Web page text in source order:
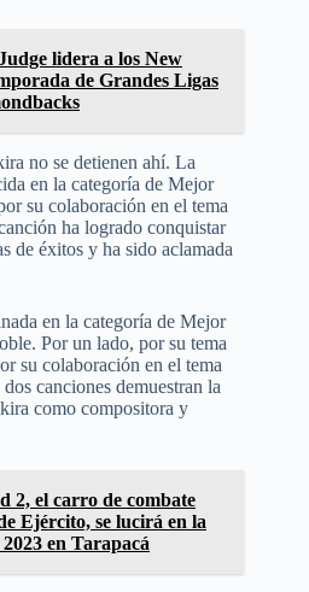
lidera a los New
de Grandes Ligas
no se detienen ahí. La
en la categoría de Mejor
su colaboración en el tema
ha logrado conquistar
de éxitos y ha sido aclamada
en la categoría de Mejor
Por un lado, por su tema
su colaboración en el tema
canciones demuestran la
como compositora y
2, el carro de combate
Ejército, se lucirá en la
en Tarapacá